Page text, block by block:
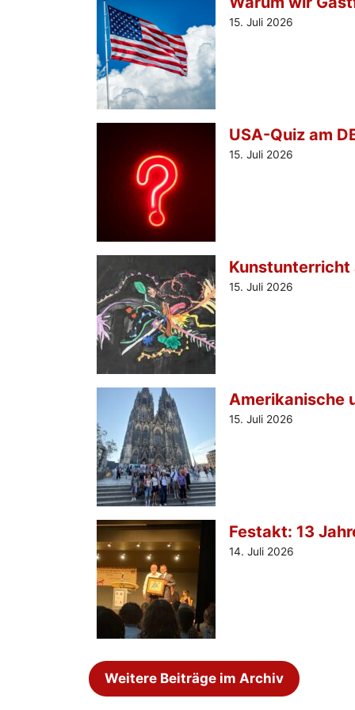
15. Juli 2026
USA-Quiz am
15. Juli 2026
Kunstunterricht
15. Juli 2026
Amerikanische
15. Juli 2026
Festakt: 13
14. Juli 2026
Weitere Beiträge im Archiv